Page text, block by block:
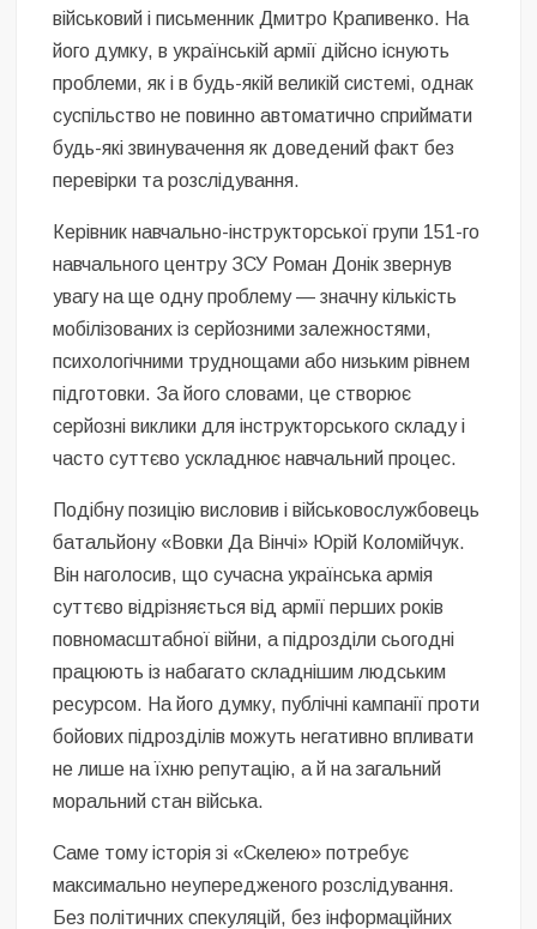
військовий і письменник Дмитро Крапивенко. На
його думку, в українській армії дійсно існують
проблеми, як і в будь-якій великій системі, однак
суспільство не повинно автоматично сприймати
будь-які звинувачення як доведений факт без
перевірки та розслідування.
Керівник навчально-інструкторської групи 151-го
навчального центру ЗСУ Роман Донік звернув
увагу на ще одну проблему — значну кількість
мобілізованих із серйозними залежностями,
психологічними труднощами або низьким рівнем
підготовки. За його словами, це створює
серйозні виклики для інструкторського складу і
часто суттєво ускладнює навчальний процес.
Подібну позицію висловив і військовослужбовець
батальйону «Вовки Да Вінчі» Юрій Коломійчук.
Він наголосив, що сучасна українська армія
суттєво відрізняється від армії перших років
повномасштабної війни, а підрозділи сьогодні
працюють із набагато складнішим людським
ресурсом. На його думку, публічні кампанії проти
бойових підрозділів можуть негативно впливати
не лише на їхню репутацію, а й на загальний
моральний стан війська.
Саме тому історія зі «Скелею» потребує
максимально неупередженого розслідування.
Без політичних спекуляцій, без інформаційних